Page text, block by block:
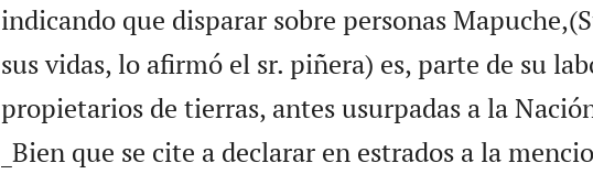
indicando que disparar sobre personas
sus vidas, lo afirmó el sr. piñera) es, parte de su
propietarios de tierras, antes usurpadas a la
_Bien que se cite a declarar en estrados a la